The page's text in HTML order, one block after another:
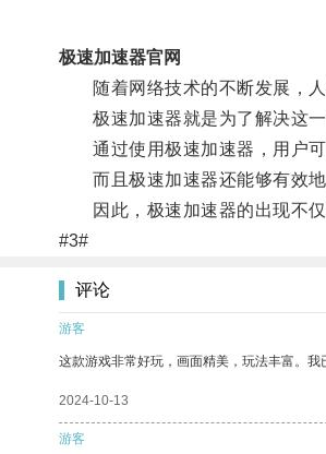
极速加速器官网
随着网络技术的不断发展，人
极速加速器就是为了解决这一
通过使用极速加速器，用户可
而且极速加速器还能够有效地
因此，极速加速器的出现不仅
#3#
评论
游客
这款游戏非常好玩，画面精美，玩法丰富。我
2024-10-13
游客